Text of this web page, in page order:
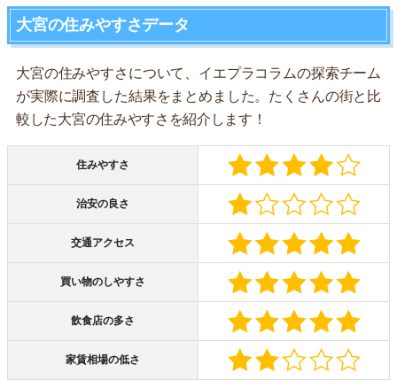
大宮の住みやすさデータ
大宮の住みやすさについて、イエプラコラムの探索チーム
が実際に調査した結果をまとめました。たくさんの街と比
較した大宮の住みやすさを紹介します！
住みやすさ
治安の良さ
交通アクセス
買い物のしやすさ
飲食店の多さ
家賃相場の低さ